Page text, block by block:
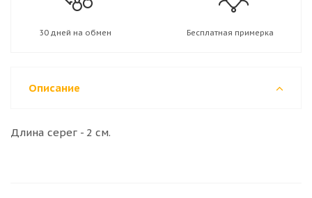
30 дней на обмен Бесплатная примерка
Описание
Длина серег - 2 см.